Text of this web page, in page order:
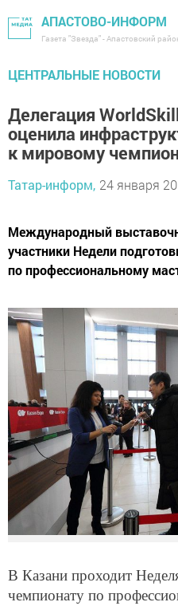
АПАСТОВО-ИНФОРМ
Газета "Звезда" - Апастовский
ЦЕНТРАЛЬНЫЕ НОВОСТИ
Делегация
оценила
к мировому
Татар-информ, 24 января
Международный
участники Недели
по профессиональному
В Казани проходит
чемпионату по